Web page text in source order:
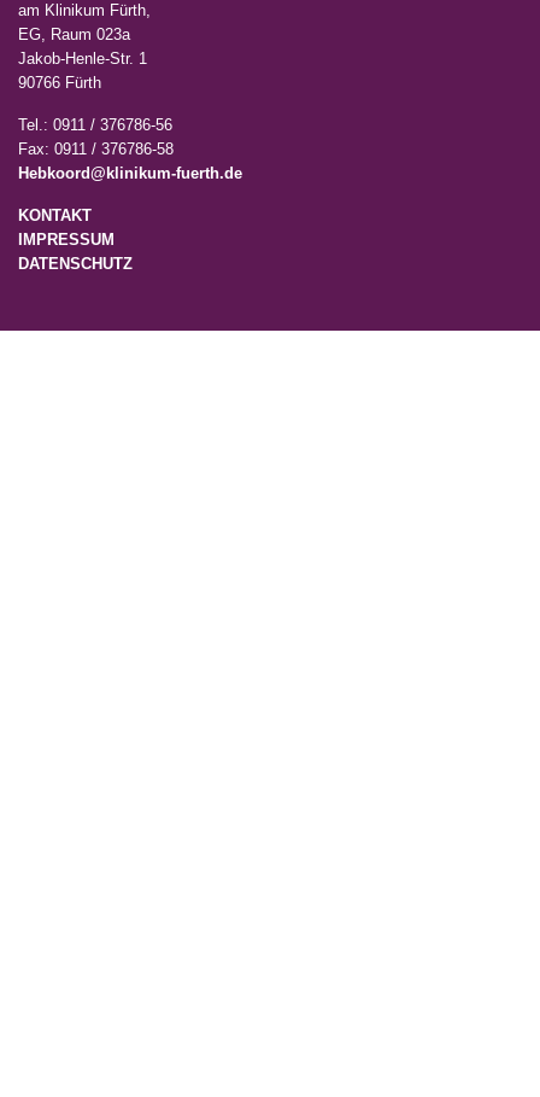
am Klinikum Fürth,
EG, Raum 023a
Jakob-Henle-Str. 1
90766 Fürth
Tel.: 0911 / 376786-56
Fax: 0911 / 376786-58
Hebkoord@klinikum-fuerth.de
KONTAKT
IMPRESSUM
DATENSCHUTZ